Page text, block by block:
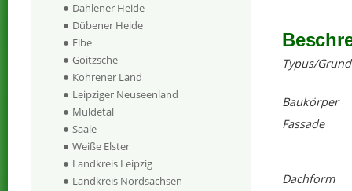
Typus/
Baukörper
Fassade
Dachform
Dahlener Heide
Dübener Heide
Elbe
Goitzsche
Kohrener Land
Leipziger Neuseenland
Muldetal
Saale
Weiße Elster
Landkreis Leipzig
Landkreis Nordsachsen